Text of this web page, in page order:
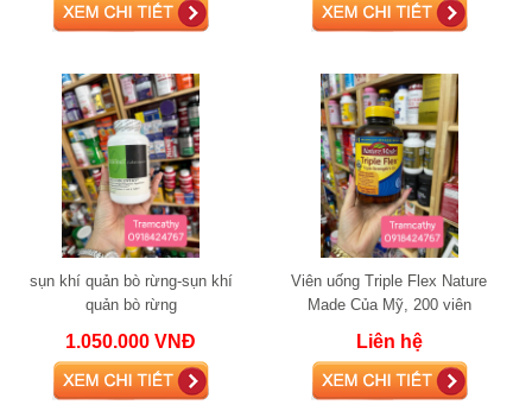
sụn khí quản bò rừng-sụn khí
quản bò rừng
1.050.000 VNĐ
Viên uống Triple Flex Nature
Made Của Mỹ, 200 viên
Liên hệ